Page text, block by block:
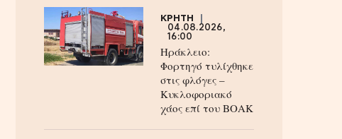
ΚΡΗΤΗ
04.08.2026,
16:00
Ηράκλειο:
Φορτηγό τυλίχθηκε
στις φλόγες –
Κυκλοφοριακό
χάος επί του ΒΟΑΚ